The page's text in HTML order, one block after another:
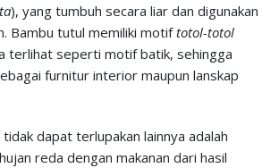
), yang tumbuh secara liar dan digunakan
Bambu tutul memiliki motiftotol-totol
terlihat seperti motif batik, sehingga
furnitur interior maupun lanskap
dapat terlupakan lainnya adalah
reda dengan makanan dari hasil